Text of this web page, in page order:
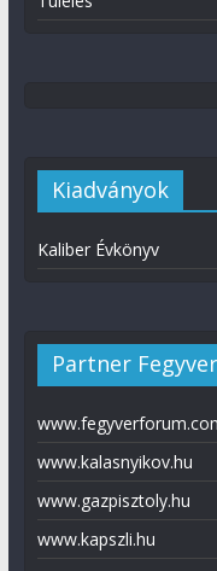
Kiadványok
Kaliber Évkönyv
Partner
www.kalasnyikov.hu
www.gazpisztoly.hu
www.kapszli.hu